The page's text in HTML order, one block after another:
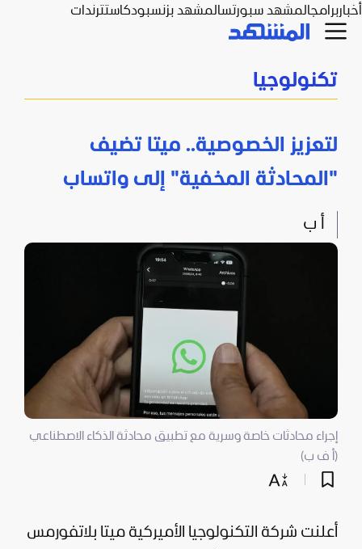
أخباربرامجالمشهد سبورتسالمشهد بزنسبودكاستترندات
تكنولوجيا
لتعزيز الخصوصية.. ميتا تضيف
"المحادثة المخفية" إلى واتساب
أ ب
إجراء محادثات خاصة وسرية مع تطبيق محادثة الذكاء الاصطناعي
(أ ف ب)
أعلنت شركة التكنولوجيا الأميركية ميتا بلاتفورمس